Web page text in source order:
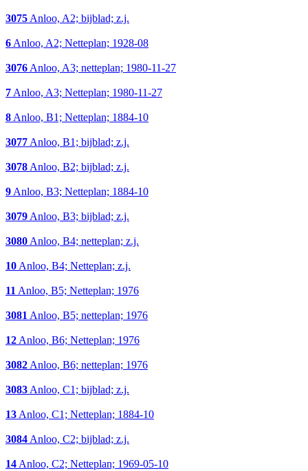
3075Anloo, A2; bijblad; z.j.
6Anloo, A2; Netteplan; 1928-08
3076Anloo, A3; netteplan; 1980-11-27
7Anloo, A3; Netteplan; 1980-11-27
8Anloo, B1; Netteplan; 1884-10
3077Anloo, B1; bijblad; z.j.
3078Anloo, B2; bijblad; z.j.
9Anloo, B3; Netteplan; 1884-10
3079Anloo, B3; bijblad; z.j.
3080Anloo, B4; netteplan; z.j.
10Anloo, B4; Netteplan; z.j.
11Anloo, B5; Netteplan; 1976
3081Anloo, B5; netteplan; 1976
12Anloo, B6; Netteplan; 1976
3082Anloo, B6; netteplan; 1976
3083Anloo, C1; bijblad; z.j.
13Anloo, C1; Netteplan; 1884-10
3084Anloo, C2; bijblad; z.j.
14Anloo, C2; Netteplan; 1969-05-10